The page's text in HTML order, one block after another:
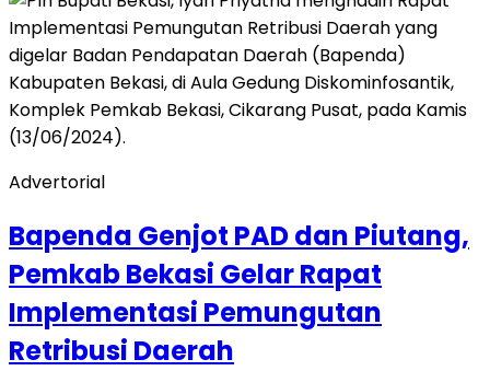
Advertorial
Bapenda Genjot PAD dan Piutang,
Pemkab Bekasi Gelar Rapat
Implementasi Pemungutan
Retribusi Daerah